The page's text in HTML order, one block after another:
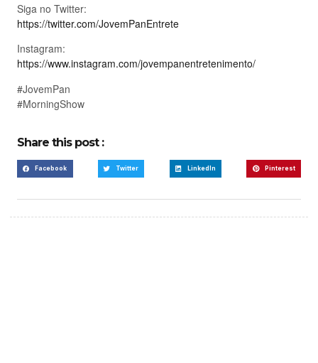
Siga no Twitter:
https://twitter.com/JovemPanEntrete
Instagram:
https://www.instagram.com/jovempanentretenimento/
#JovemPan
#MorningShow
Share this post :
Facebook Twitter LinkedIn Pinterest